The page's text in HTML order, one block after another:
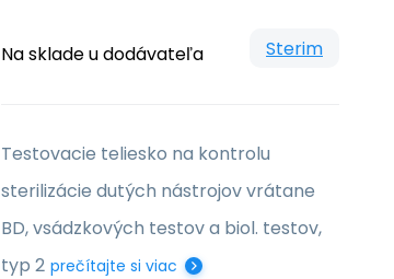
Na sklade u dodávateľa Sterim
Testovacie teliesko na kontrolu
sterilizácie dutých nástrojov vrátane
BD, vsádzkových testov a biol. testov,
typ 2 prečítajte si viac